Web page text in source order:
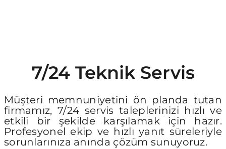
7/24 Teknik Servis
Müşteri memnuniyetini ön planda tutan
firmamız, 7/24 servis taleplerinizi hızlı ve
etkili bir şekilde karşılamak için hazır.
Profesyonel ekip ve hızlı yanıt süreleriyle
sorunlarınıza anında çözüm sunuyoruz.